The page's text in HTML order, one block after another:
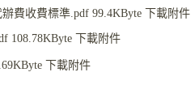
費收費標準.pdf 99.4KByte 下載附件
108.78KByte 下載附件
下載附件